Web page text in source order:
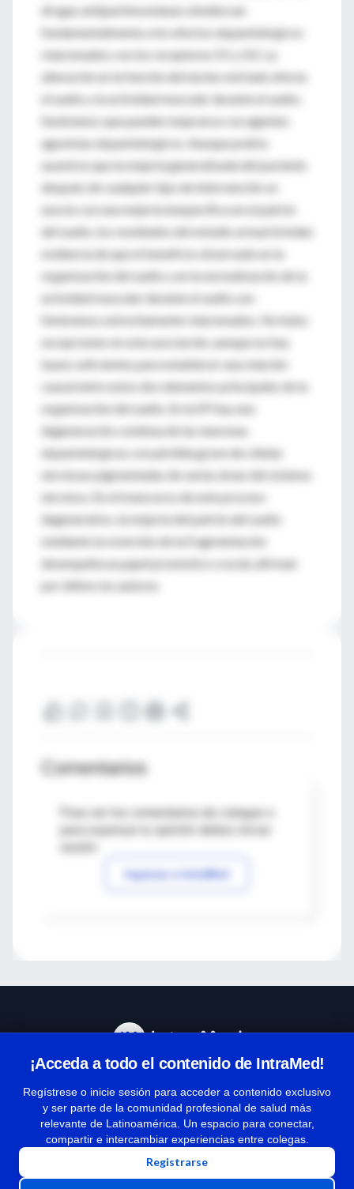
drogas antiparkinsonianas obedezcan
fundamentalmente a los efectos dopaminérgicos
relacionados con los receptores D1 y D2. La
alteración en la función del núcleo estriado afecta
el sueño y la actividad muscular durante el sueño,
fenómenos que pueden mejorarse con agentes
agonistas dopaminérgicos. Aunque podría
asumirse que la mejoría generalizada del paciente
después de cualquier tipo de intervención se
asocie con una mejoría inespecífica en el patrón
del sueño, los resultados del estudio actual brindan
evidencia de que el beneficio observado en la
organización del sueño y en la normalización de la
actividad muscular durante el sueño son
fenómenos estrechamente relacionados. No hubo
excepciones en esta asociación, aunque no hay
bases suficientes para establecer una relación
causal entre estos dos elementos principales de la
organización del sueño. En la EP hay una
degeneración continua de las neuronas
dopaminérgicas con pérdida grave de células
nerviosas pigmentadas de varias áreas del sistema
nervioso. En el transcurso de este proceso
degenerativo, la mejoría del patrón del sueño
mediante la reversión de la fragmentación
desempeña un papel pronóstico crucial, afirman
por último los autores
Comentarios
Para ver los comentarios de colegas o
Ingresar a IntraMed
¡Acceda a todo el contenido de IntraMed!
Regístrese o inicie sesión para acceder a contenido exclusivo
y ser parte de la comunidad profesional de salud más
relevante de Latinoamérica. Un espacio para conectar,
compartir e intercambiar experiencias entre colegas.
Registrarse
Términos y condiciones
| Políticas de privacidad
| Todos los derechos reservados | Copyright 1997-2026